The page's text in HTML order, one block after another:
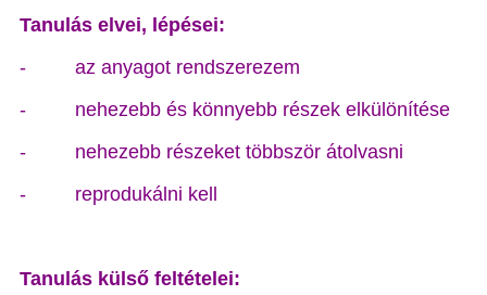
Tanulás elvei, lépései:
- az anyagot rendszerezem
- nehezebb és könnyebb részek elkülönítése
- nehezebb részeket többször átolvasni
- reprodukálni kell
Tanulás külső feltételei: